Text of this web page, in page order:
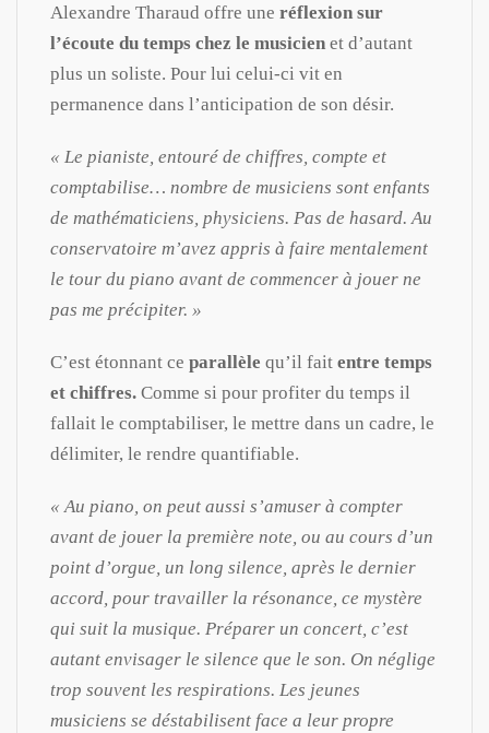
Alexandre Tharaud offre une réflexion sur
l’écoute du temps chez le musicien et d’autant
plus un soliste. Pour lui celui-ci vit en
permanence dans l’anticipation de son désir.
« Le pianiste, entouré de chiffres, compte et
comptabilise… nombre de musiciens sont enfants
de mathématiciens, physiciens. Pas de hasard. Au
conservatoire m’avez appris à faire mentalement
le tour du piano avant de commencer à jouer ne
pas me précipiter. »
C’est étonnant ce parallèle qu’il fait entre temps
et chiffres. Comme si pour profiter du temps il
fallait le comptabiliser, le mettre dans un cadre, le
délimiter, le rendre quantifiable.
« Au piano, on peut aussi s’amuser à compter
avant de jouer la première note, ou au cours d’un
point d’orgue, un long silence, après le dernier
accord, pour travailler la résonance, ce mystère
qui suit la musique. Préparer un concert, c’est
autant envisager le silence que le son. On néglige
trop souvent les respirations. Les jeunes
musiciens se déstabilisent face a leur propre